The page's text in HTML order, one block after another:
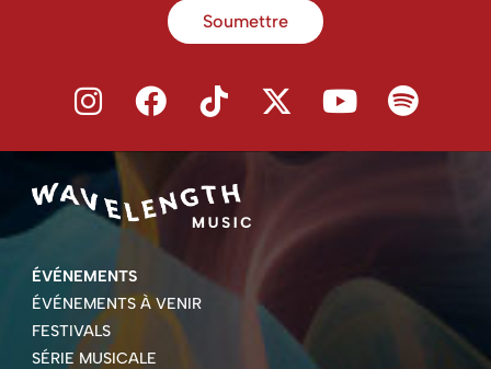
Soumettre
ÉVÉNEMENTS
ÉVÉNEMENTS À VENIR
FESTIVALS
SÉRIE MUSICALE